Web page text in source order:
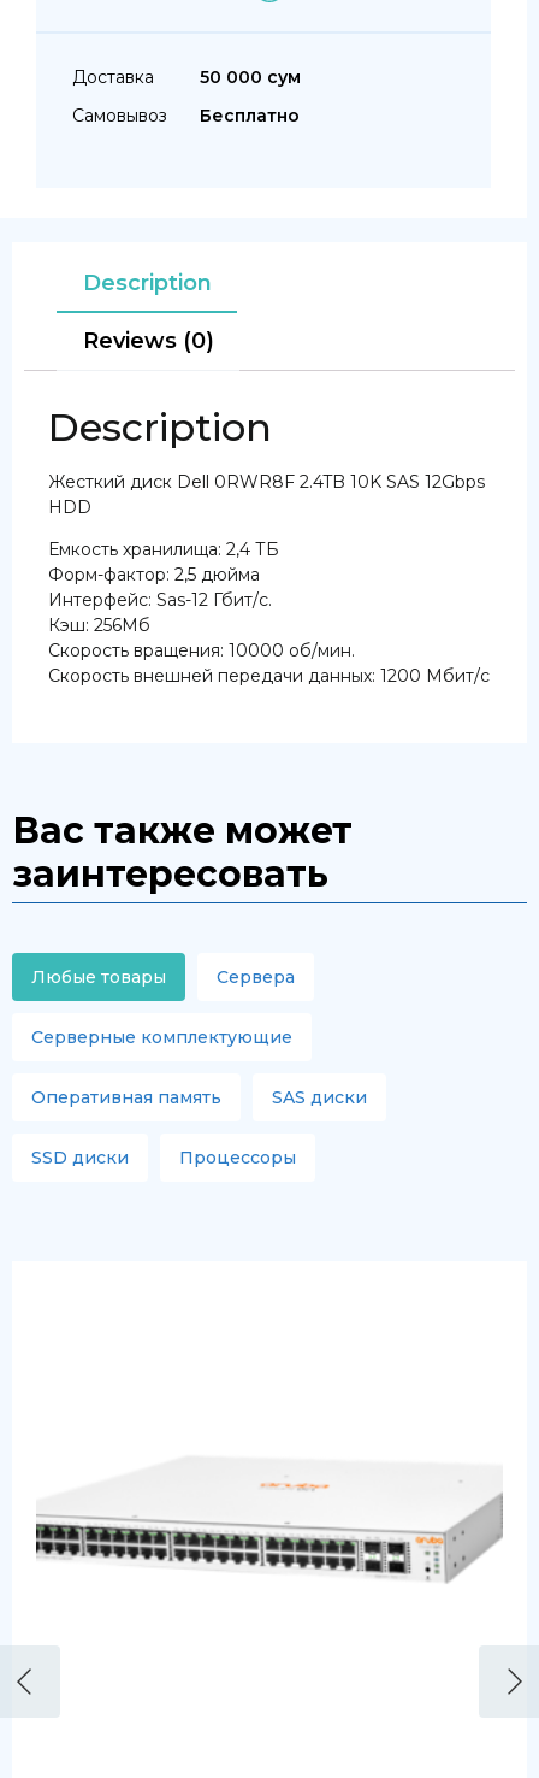
Доставка
50 000 сум
Самовывоз
Бесплатно
Description
Reviews (0)
Description
Жесткий диск Dell 0RWR8F 2.4TB 10K SAS 12Gbps
HDD
Емкость хранилища: 2,4 ТБ
Форм-фактор: 2,5 дюйма
Интерфейс: Sas-12 Гбит/с.
Кэш: 256Мб
Скорость вращения: 10000 об/мин.
Скорость внешней передачи данных: 1200 Мбит/с
Вас также может
заинтересовать
Любые товары Сервера
Серверные комплектующие
Оперативная память SAS диски
SSD диски Процессоры